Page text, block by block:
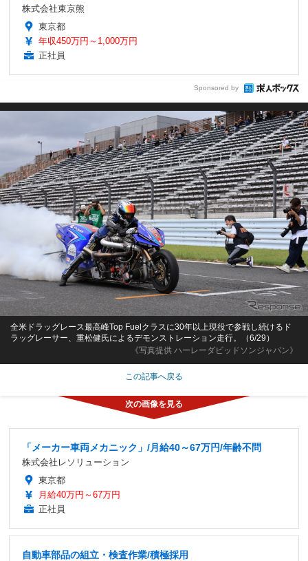
株式会社東京熊
東京都
年収450万円～1,000万円
正社員
Sponsored by
《写真提供 ハーレーダビッドソンジャパン》
全米ドラッグレース最高峰Top Fuelクラスに30年以上現役で参戦し続けるド
ラッグレーサー、重松健氏によるデモンストレーション走行。（6/29）
この記事へ戻る
「メーカー車両メカニック」/月給40～67万円/年齢不問
株式会社レソリューション
東京都
月給40万円～67万円
正社員
自動車部品の組立・検査作業/積極採用